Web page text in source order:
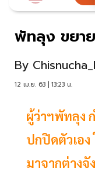
พัทลุง ขยา
By
12 เม.ย. 63 | 13:23 น.
ผู้ว่าฯพัทลุง
ปกปิดตัวเอง
มาจากต่าง